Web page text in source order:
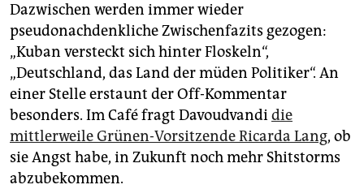
Dazwischen werden immer wieder
pseudonachdenkliche Zwischenfazits gezogen:
„Kuban versteckt sich hinter Floskeln“,
„Deutschland, das Land der müden Politiker“. An
einer Stelle erstaunt der Off-Kommentar
besonders. Im Café fragt Davoudvandidie
mittlerweile Grünen-Vorsitzende Ricarda Lang, ob
sie Angst habe, in Zukunft noch mehr Shitstorms
abzubekommen.